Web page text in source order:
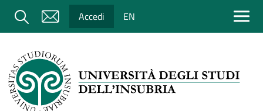
Salta al contenuto principale
Cerca Accedi EN